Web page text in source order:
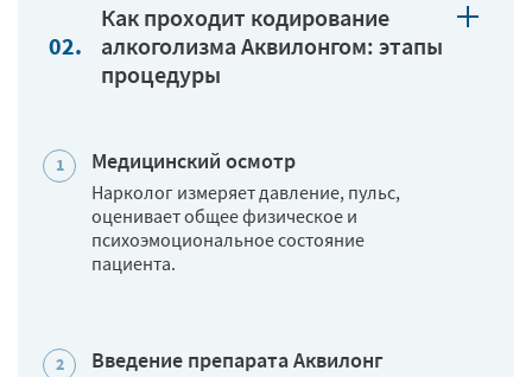
Как проходит кодирование
алкоголизма Аквилонгом: этапы
процедуры
Медицинский осмотр
Нарколог измеряет давление, пульс,
оценивает общее физическое и
психоэмоциональное состояние
пациента.
Введение препарата Аквилонг